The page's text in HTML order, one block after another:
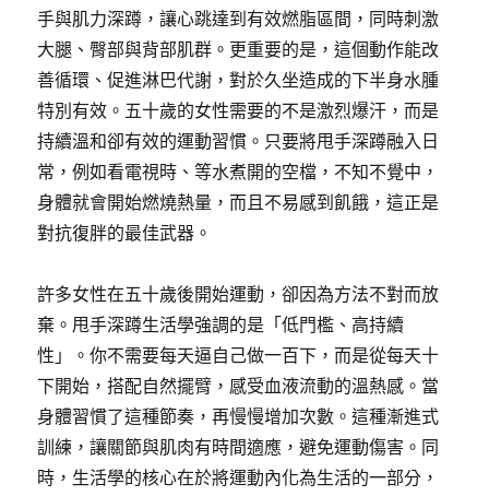
手與肌力深蹲，讓心跳達到有效燃脂區間，同時刺激
大腿、臀部與背部肌群。更重要的是，這個動作能改
善循環、促進淋巴代謝，對於久坐造成的下半身水腫
特別有效。五十歲的女性需要的不是激烈爆汗，而是
持續溫和卻有效的運動習慣。只要將甩手深蹲融入日
常，例如看電視時、等水煮開的空檔，不知不覺中，
身體就會開始燃燒熱量，而且不易感到飢餓，這正是
對抗復胖的最佳武器。
許多女性在五十歲後開始運動，卻因為方法不對而放
棄。甩手深蹲生活學強調的是「低門檻、高持續
性」。你不需要每天逼自己做一百下，而是從每天十
下開始，搭配自然擺臂，感受血液流動的溫熱感。當
身體習慣了這種節奏，再慢慢增加次數。這種漸進式
訓練，讓關節與肌肉有時間適應，避免運動傷害。同
時，生活學的核心在於將運動內化為生活的一部分，